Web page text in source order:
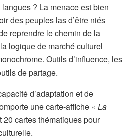
? La menace est bien
des peuples las d’être niés
reprendre le chemin de la
logique de marché culturel
Outils d’influence, les
de partage.
d’adaptation et de
une carte-affiche « La
20 cartes thématiques pour